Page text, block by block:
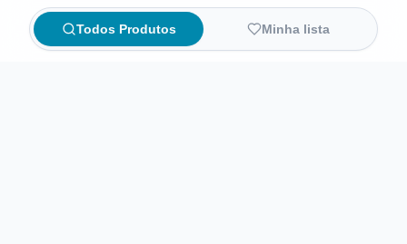
Todos Produtos Minha lista